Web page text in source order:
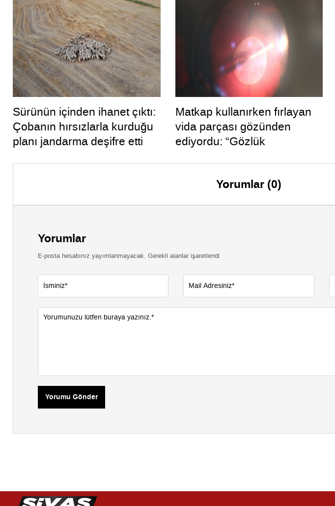
Sürünün içinden ihanet çıktı:
Çobanın hırsızlarla kurduğu
planı jandarma deşifre etti
Matkap kullanırken fırlayan
vida parçası gözünden
ediyordu: “Gözlük
Yorumlar (0)
Yorumlar
E-posta hesabınız yayımlanmayacak. Gerekli alanlar işaretlendi
Yorumu Gönder